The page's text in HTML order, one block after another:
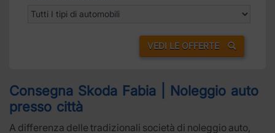
VEDI LE OFFERTE
Consegna Skoda Fabia | Noleggio auto
presso città
A differenza delle tradizionali società di noleggio auto,